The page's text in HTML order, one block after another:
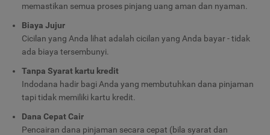
memastikan semua proses pinjang uang aman dan nyaman.
Biaya Jujur
Cicilan yang Anda lihat adalah cicilan yang Anda bayar - tidak
ada biaya tersembunyi.
Tanpa Syarat kartu kredit
Indodana hadir bagi Anda yang membutuhkan dana pinjaman
tapi tidak memiliki kartu kredit.
Dana Cepat Cair
Pencairan dana pinjaman secara cepat (bila syarat dan